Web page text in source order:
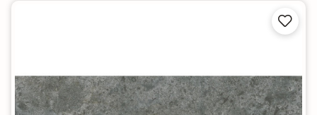

